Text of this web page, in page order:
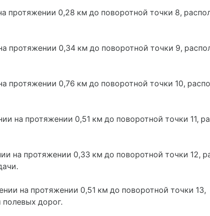
протяжении 0,28 км до поворотной точки 8,
протяжении 0,34 км до поворотной точки 9,
протяжении 0,76 км до поворотной точки 10,
на протяжении 0,51 км до поворотной точки 11,
на протяжении 0,33 км до поворотной точки 12,
на протяжении 0,51 км до поворотной точки 13,
дорог.